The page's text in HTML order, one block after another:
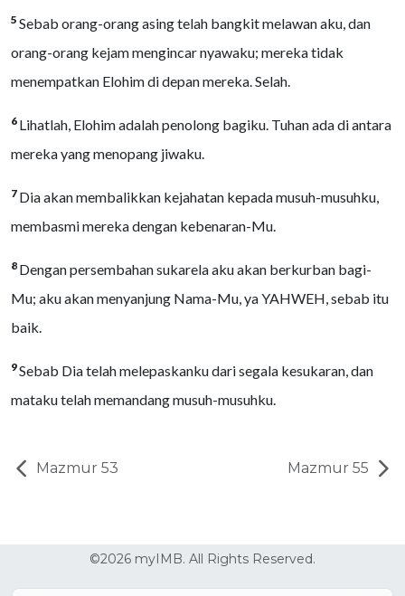
5 Sebab orang-orang asing telah bangkit melawan aku, dan
orang-orang kejam mengincar nyawaku; mereka tidak
menempatkan Elohim di depan mereka. Selah.
6 Lihatlah, Elohim adalah penolong bagiku. Tuhan ada di antara
mereka yang menopang jiwaku.
7 Dia akan membalikkan kejahatan kepada musuh-musuhku,
membasmi mereka dengan kebenaran-Mu.
8 Dengan persembahan sukarela aku akan berkurban bagi-
Mu; aku akan menyanjung Nama-Mu, ya YAHWEH, sebab itu
baik.
9Sebab Dia telah melepaskanku dari segala kesukaran, dan
mataku telah memandang musuh-musuhku.
Mazmur 53 Mazmur 55
©2026 myIMB. All Rights Reserved.